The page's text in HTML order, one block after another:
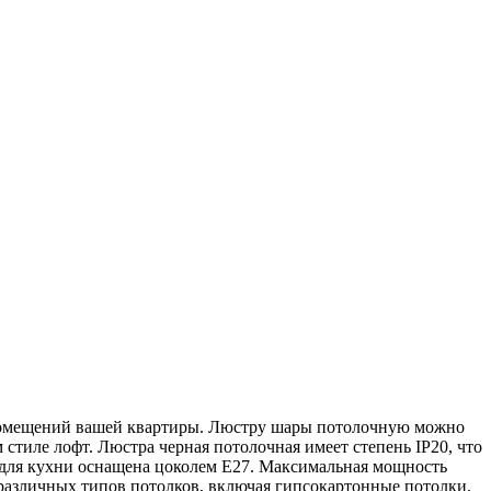
вашей квартиры. Люстру шары потолочную можно
лофт. Люстра черная потолочная имеет степень IP20, что
кухни оснащена цоколем Е27. Максимальная мощность
типов потолков, включая гипсокартонные потолки,